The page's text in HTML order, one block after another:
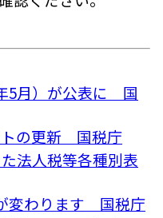
5月）が公表に 国
トの更新 国税庁
法人税等各種別表
変わります 国税庁